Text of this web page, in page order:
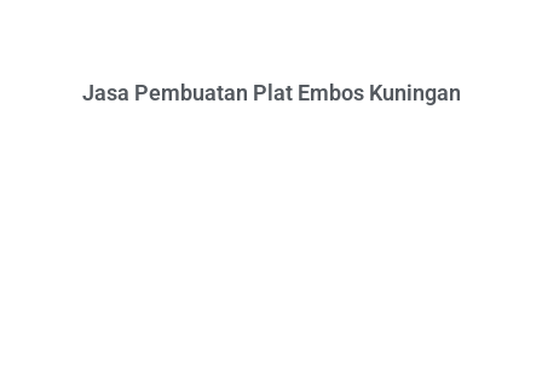
Jasa Pembuatan Plat Embos Kuningan